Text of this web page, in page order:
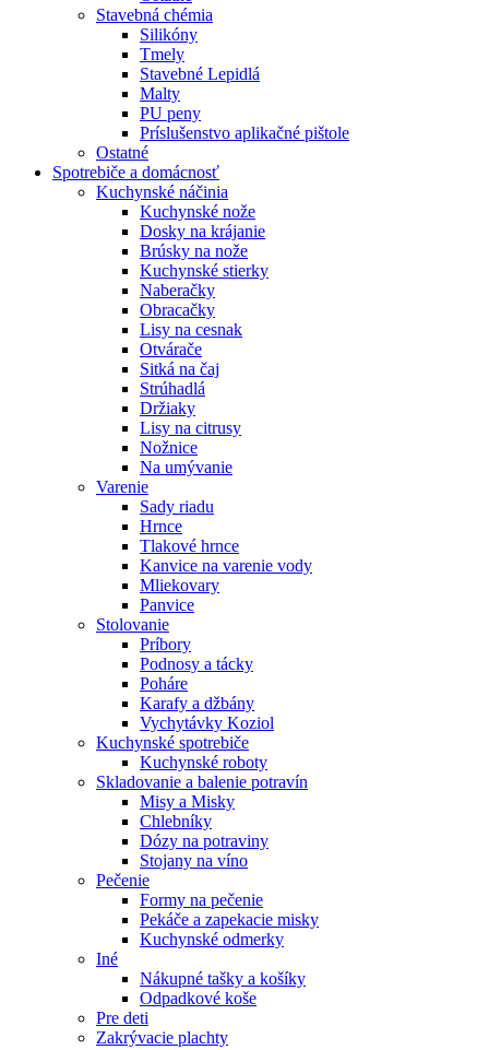
Stavebná chémia
Silikóny
Tmely
Stavebné Lepidlá
Malty
PU peny
Príslušenstvo aplikačné pištole
Ostatné
Spotrebiče a domácnosť
Kuchynské náčinia
Kuchynské nože
Dosky na krájanie
Brúsky na nože
Kuchynské stierky
Naberačky
Obracačky
Lisy na cesnak
Otvárače
Sitká na čaj
Strúhadlá
Držiaky
Lisy na citrusy
Nožnice
Na umývanie
Varenie
Sady riadu
Hrnce
Tlakové hrnce
Kanvice na varenie vody
Mliekovary
Panvice
Stolovanie
Príbory
Podnosy a tácky
Poháre
Karafy a džbány
Vychytávky Koziol
Kuchynské spotrebiče
Kuchynské roboty
Skladovanie a balenie potravín
Misy a Misky
Chlebníky
Dózy na potraviny
Stojany na víno
Pečenie
Formy na pečenie
Pekáče a zapekacie misky
Kuchynské odmerky
Iné
Nákupné tašky a košíky
Odpadkové koše
Pre deti
Zakrývacie plachty